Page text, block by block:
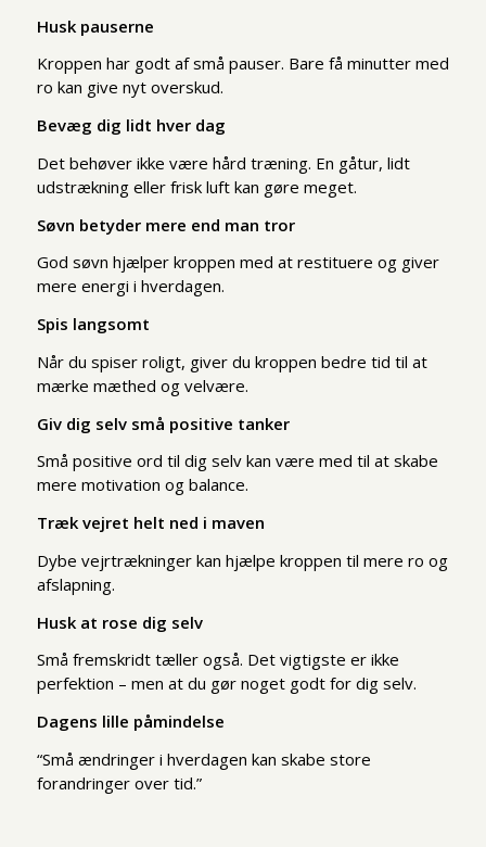
Husk pauserne
Kroppen har godt af små pauser. Bare få minutter med
ro kan give nyt overskud.
Bevæg dig lidt hver dag
Det behøver ikke være hård træning. En gåtur, lidt
udstrækning eller frisk luft kan gøre meget.
Søvn betyder mere end man tror
God søvn hjælper kroppen med at restituere og giver
mere energi i hverdagen.
Spis langsomt
Når du spiser roligt, giver du kroppen bedre tid til at
mærke mæthed og velvære.
Giv dig selv små positive tanker
Små positive ord til dig selv kan være med til at skabe
mere motivation og balance.
Træk vejret helt ned i maven
Dybe vejrtrækninger kan hjælpe kroppen til mere ro og
afslapning.
Husk at rose dig selv
Små fremskridt tæller også. Det vigtigste er ikke
perfektion – men at du gør noget godt for dig selv.
Dagens lille påmindelse
“Små ændringer i hverdagen kan skabe store
forandringer over tid.”